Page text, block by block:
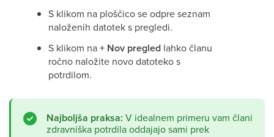
S klikom na ploščico se odpre seznam
naloženih datotek s pregledi.
S klikom na+ Nov pregled lahko članu
ročno naložite novo datoteko s
potrdilom.
Najboljša praksa: V idealnem primeru vam člani
zdravniška potrdila oddajajo sami prek